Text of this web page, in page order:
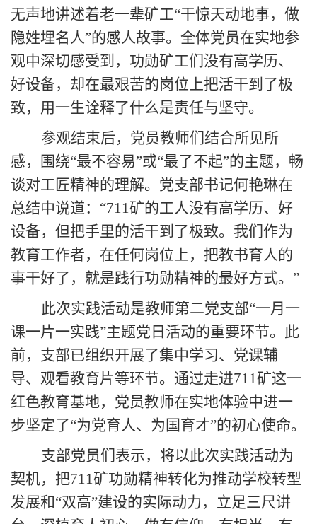
无声地讲述着老一辈矿工“干惊天动地事，做
隐姓埋名人”的感人故事。全体党员在实地参
观中深切感受到，功勋矿工们没有高学历、
好设备，却在最艰苦的岗位上把活干到了极
致，用一生诠释了什么是责任与坚守。
参观结束后，党员教师们结合所见所
感，围绕“最不容易”或“最了不起”的主题，畅
谈对工匠精神的理解。党支部书记何艳琳在
总结中说道：“711矿的工人没有高学历、好
设备，但把手里的活干到了极致。我们作为
教育工作者，在任何岗位上，把教书育人的
事干好了，就是践行功勋精神的最好方式。”
此次实践活动是教师第二党支部“一月一
课一片一实践”主题党日活动的重要环节。此
前，支部已组织开展了集中学习、党课辅
导、观看教育片等环节。通过走进711矿这一
红色教育基地，党员教师在实地体验中进一
步坚定了“为党育人、为国育才”的初心使命。
支部党员们表示，将以此次实践活动为
契机，把711矿功勋精神转化为推动学校转型
发展和“双高”建设的实际动力，立足三尺讲